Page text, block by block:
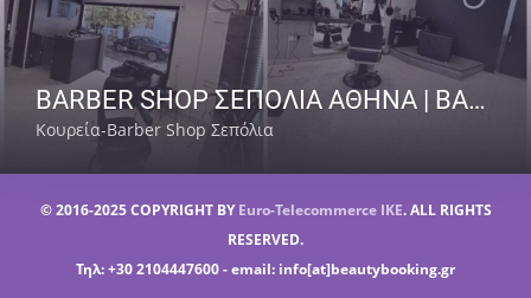
BARBER SHOP ΣΕΠΟΛΙΑ ΑΘΗΝΑ | BARBER SENPAI
Κουρεία-Barber Shop Σεπόλια
© 2016-2025 COPYRIGHT BYEuro-Telecommerce IKE. ALL RIGHTS
RESERVED.
Τηλ: +30 2104447600 - email: info[at]beautybooking.gr